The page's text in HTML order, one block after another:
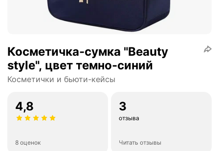
Косметичка-сумка "Beauty
style", цвет темно-синий
Косметички и бьюти-кейсы
4,8
8 оценок
3
отзыва
Читать отзывы